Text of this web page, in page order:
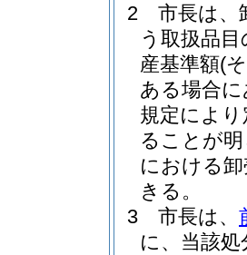
2
市長は、
う取扱品
産基準額(
ある場合
規定によ
ることが
における
きる。
3
市長は、
に、当該